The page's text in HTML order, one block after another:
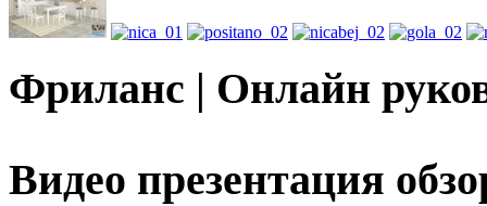
Фриланс | Онлайн
Видео презентация